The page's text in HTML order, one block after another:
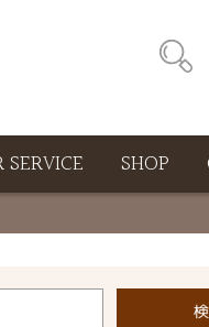
SERVICE SHOP